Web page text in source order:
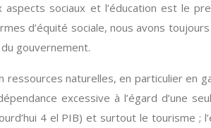
aspects sociaux et l’éducation est le
d’équité sociale, nous avons
gouvernement.
ressources naturelles, en particulier en
excessive à l’égard d’une
4 el PIB) et surtout le tourisme ;